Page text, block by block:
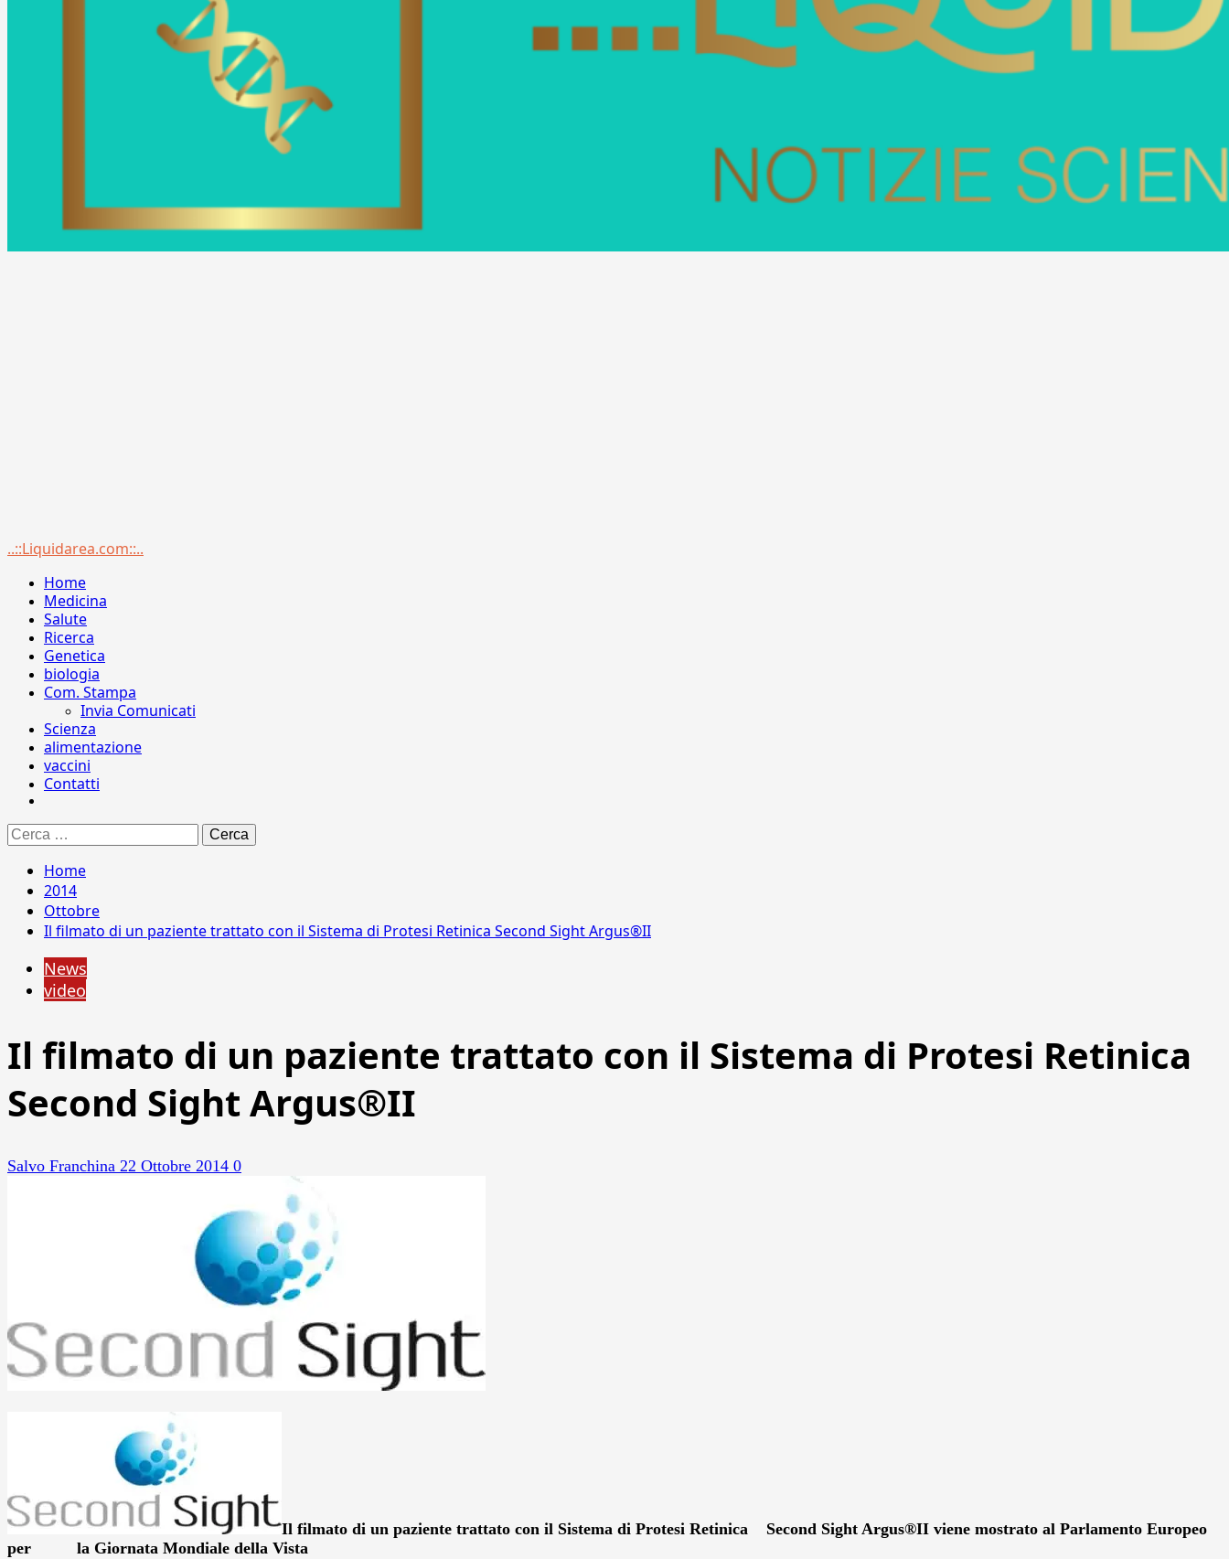
Menu
..::Liquidarea.com::..
Home
Medicina
Salute
Ricerca
Genetica
biologia
Com. Stampa
Invia Comunicati
Scienza
alimentazione
vaccini
Contatti
Ricerca
per:
Home
2014
Ottobre
Il filmato di un paziente trattato con il Sistema di Protesi Retinica Second Sight Argus®II
News
video
Il filmato di un paziente trattato con il Sistema di Protesi Retinica
Second Sight Argus®II
Salvo Franchina 22 Ottobre 2014 0
Il filmato di un paziente trattato con il Sistema di Protesi Retinica Second Sight Argus®II viene mostrato al Parlamento Europeo
per la Giornata Mondiale della Vista